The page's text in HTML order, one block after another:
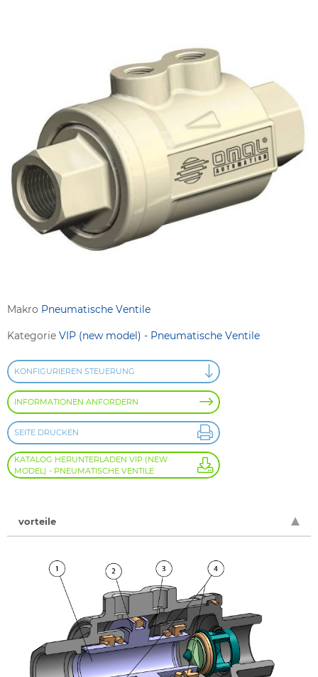
Makro Pneumatische Ventile
Kategorie VIP (new model) - Pneumatische Ventile
KONFIGURIEREN STEUERUNG
INFORMATIONEN ANFORDERN
SEITE DRUCKEN
KATALOG HERUNTERLADEN VIP (NEW
MODEL) - PNEUMATISCHE VENTILE
vorteile